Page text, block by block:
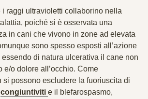
i raggi ultravioletti collaborino nella
poiché si è osservata una
in cani che vivono in zone ad elevata
sono spesso esposti all’azione
di natura ulcerativa il cane non
e/o dolore all’occhio. Come
si possono escludere la fuoriuscita di
congiuntiviti e il blefarospasmo,